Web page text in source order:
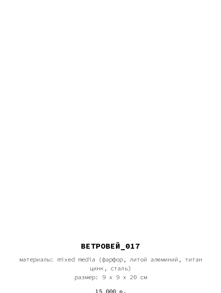
ВЕТРОВЕЙ_017
материалы: mixed media (фарфор, литой алюминий, титан
цинк, сталь)
размер: 9 х 9 х 20 см
15 000 р.